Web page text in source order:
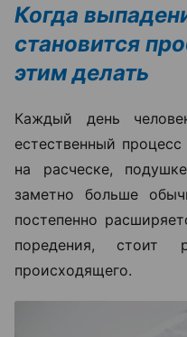
Когда
становится
этим делать
Каждый день
естественный
на расческе,
заметно больше
постепенно
поредения, стоит
происходящего.